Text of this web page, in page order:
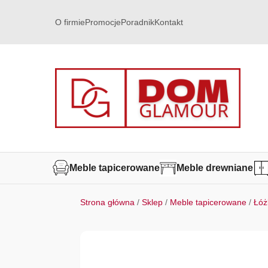
O firmiePromocjePoradnikKontakt
Meble tapicerowane Meble drewniane
Strona główna /Sklep / Meble tapicerowane /